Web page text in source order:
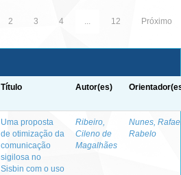
2 3 4 ... 12 Próximo
Título Autor(es)
Uma proposta
de otimização da
comunicação
sigilosa no
Sisbin com o uso
Ribeiro,
Cileno de
Magalhães
Nunes,
Rabelo